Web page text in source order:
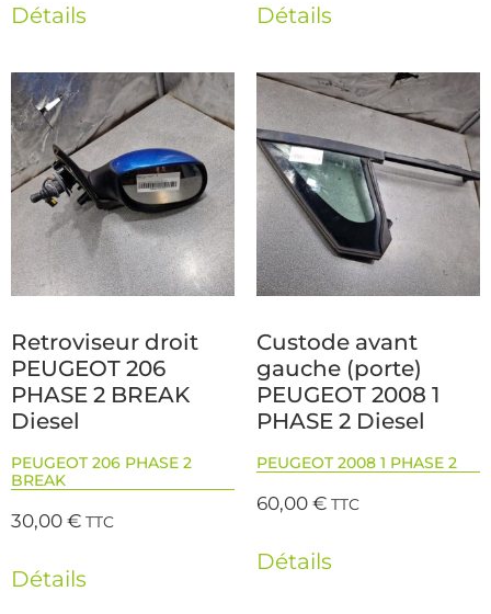
Détails Détails
Retroviseur droit
PEUGEOT 206
PHASE 2 BREAK
Diesel
PEUGEOT 206 PHASE 2
BREAK
30,00€ TTC
Détails
Custode avant
gauche (porte)
PEUGEOT 2008 1
PHASE 2 Diesel
PEUGEOT 2008 1 PHASE 2
60,00€ TTC
Détails